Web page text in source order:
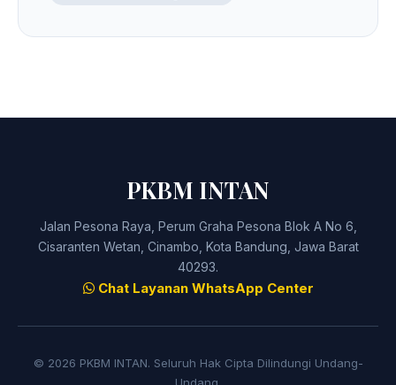
PKBM INTAN
Jalan Pesona Raya, Perum Graha Pesona Blok A No 6,
Cisaranten Wetan, Cinambo, Kota Bandung, Jawa Barat
40293.
Chat Layanan WhatsApp Center
© 2026 PKBM INTAN. Seluruh Hak Cipta Dilindungi Undang-
Undang.